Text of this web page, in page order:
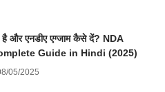
है और एनडीए एग्जाम कैसे दें? NDA
Guide in Hindi (2025)
05/2025